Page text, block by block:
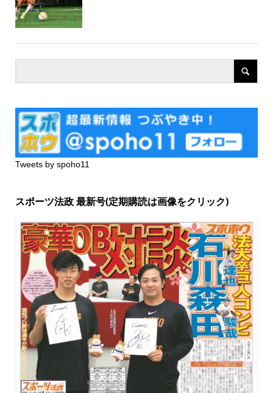
Tweets by spoho11
スポーツ法政 最新号(定期購読は画像をクリック)